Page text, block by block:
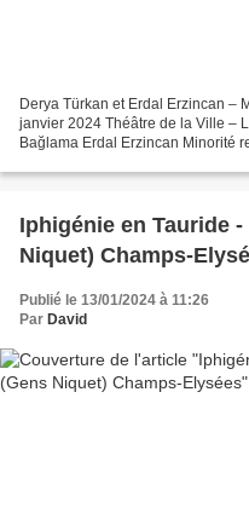
Derya Türkan et Erdal Erzincan –
janvier 2024 Théâtre de la Ville –
Bağlama Erdal Erzincan Minorité
Iphigénie en Tauride
Niquet) Champs-
Publié le 13/01/2024 à 11:26
Par David